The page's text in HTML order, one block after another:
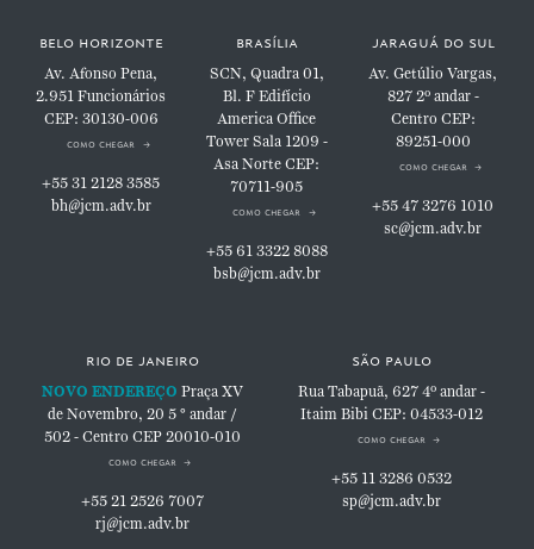
belo horizonte
Av. Afonso Pena,
2.951Funcionários
CEP: 30130-006
como chegar
+55 31 2128 3585
bh@jcm.adv.br
brasília
SCN, Quadra 01,
Bl. FEdifício
America Office
TowerSala 1209 -
Asa NorteCEP:
70711-905
como chegar
+55 61 3322 8088
bsb@jcm.adv.br
jaraguá do sul
Av. Getúlio Vargas,
8272º andar -
Centro CEP:
89251-000
como chegar
+55 47 3276 1010
sc@jcm.adv.br
rio de janeiro
NOVO ENDEREÇO Praça XV
de Novembro, 20 5 ° andar /
502 - Centro CEP 20010-010
como chegar
+55 21 2526 7007
rj@jcm.adv.br
são paulo
Rua Tabapuã, 6274º andar -
Itaim BibiCEP: 04533-012
como chegar
+55 11 3286 0532
sp@jcm.adv.br